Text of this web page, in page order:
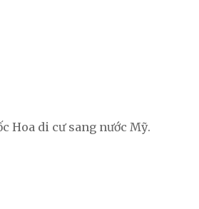
Hoa di cư sang nước Mỹ.